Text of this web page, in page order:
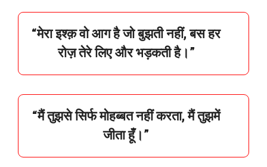
“मेराइश्क़वोआगहैजोबुझतीनहीं,बसहर
रोज़तेरेलिएऔरभड़कतीहै।”
“मैंतुझसेसिर्फमोहब्बतनहींकरता,मैंतुझमें
जीताहूँ।”